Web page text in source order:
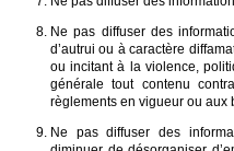
Ne pas diffuser des
d’autrui ou à caractère
ou incitant à la violence,
générale tout contenu
règlements en vigueur ou aux
Ne pas diffuser des